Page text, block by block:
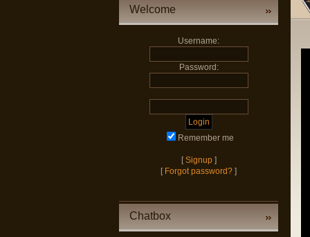
Welcome
Username:
Password:
Remember me
[Signup]
[ Forgot password? ]
Chatbox